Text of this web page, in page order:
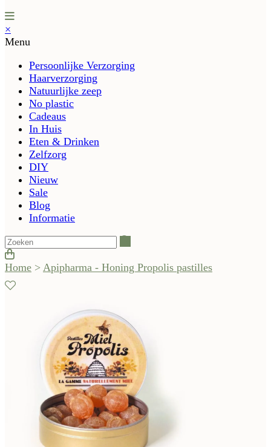
×
Menu
Persoonlijke Verzorging
Haarverzorging
Natuurlijke zeep
No plastic
Cadeaus
In Huis
Eten & Drinken
Zelfzorg
DIY
Nieuw
Sale
Blog
Informatie
Home > Apipharma - Honing Propolis pastilles